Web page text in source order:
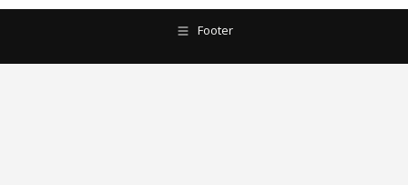
Footer